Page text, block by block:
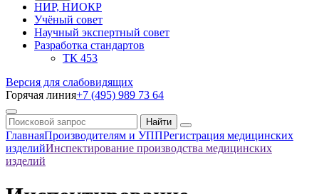
НИР, НИОКР
Учёный совет
Научный экспертный совет
Разработка стандартов
ТК 453
Версия для слабовидящих
Горячая линия+7 (495) 989 73 64
ГлавнаяПроизводителям и УППРегистрация медицинских
изделийИнспектирование производства медицинских
изделий